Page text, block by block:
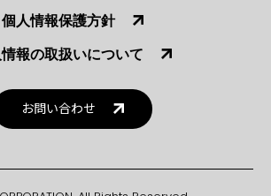
個人情報保護方針
報の取扱いについて
お問い合わせ